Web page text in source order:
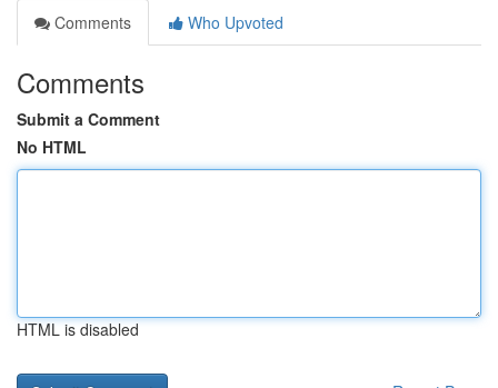
Comments
Who Upvoted
Comments
Submit a Comment
No HTML
HTML is disabled